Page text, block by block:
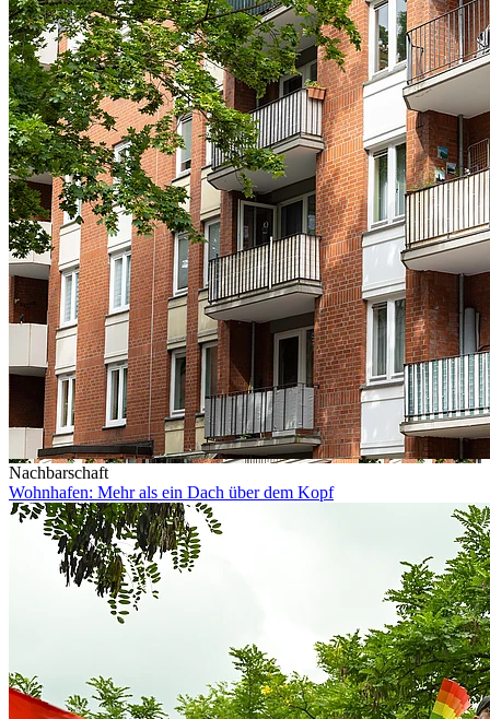
Nachbarschaft
Wohnhafen: Mehr als ein Dach über dem Kopf